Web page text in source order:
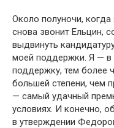
Около полуночи, когда
сно­ва звонит Ельцин,
выдвинуть
моей поддержки. Я —
поддержку, тем более
большей степени, чем
— самый удачный
условиях. И конечно,
в утверждении